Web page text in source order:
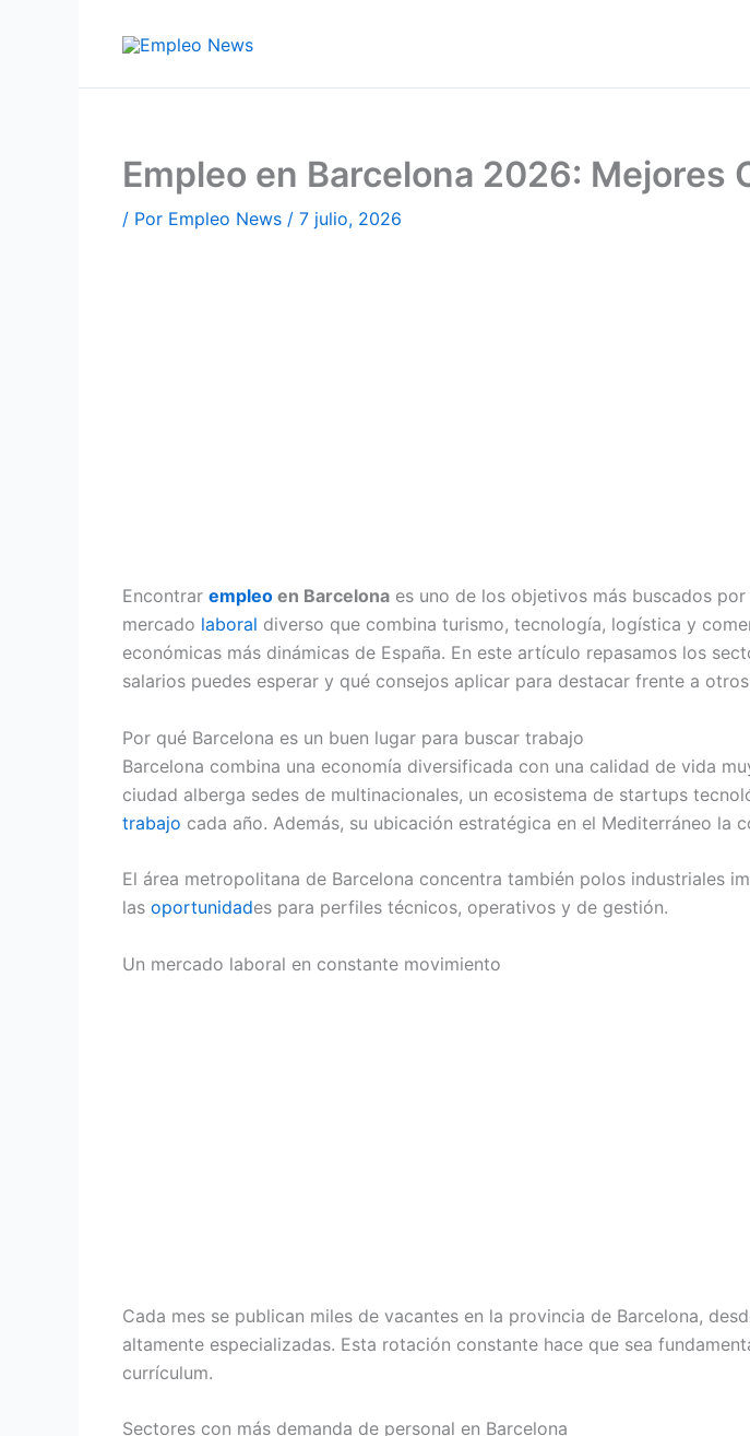
Empleo en Barcelona 2026: Mejores
/ Por Empleo News / 7 julio, 2026
Encontrar empleo en Barcelona es uno de los objetivos más buscados
mercado laboral diverso que combina turismo, tecnología, logística y
económicas más dinámicas de España. En este artículo repasamos los
salarios puedes esperar y qué consejos aplicar para destacar frente a
Por qué Barcelona es un buen lugar para buscar trabajo
Barcelona combina una economía diversificada con una calidad de vida
ciudad alberga sedes de multinacionales, un ecosistema de startups
trabajo cada año. Además, su ubicación estratégica en el Mediterráneo
El área metropolitana de Barcelona concentra también polos industriales
las oportunidades para perfiles técnicos, operativos y de gestión.
Un mercado laboral en constante movimiento
Cada mes se publican miles de vacantes en la provincia de Barcelona,
altamente especializadas. Esta rotación constante hace que sea
currículum.
Sectores con más demanda de personal en Barcelona